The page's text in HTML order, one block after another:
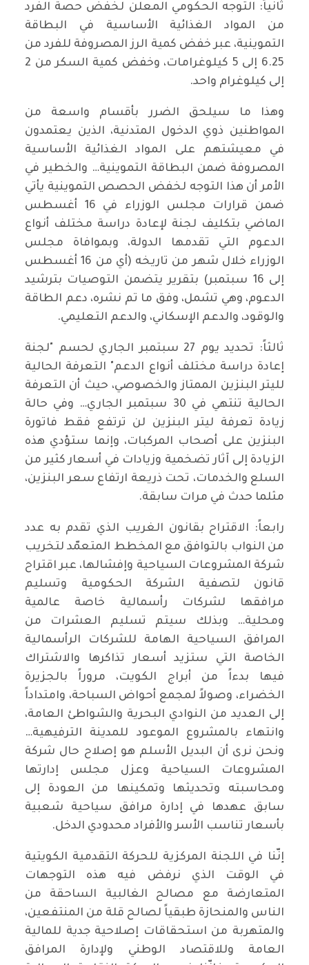
ثانياً: التوجه الحكومي المعلن لخفض حصة الفرد
من المواد الغذائية الأساسية في البطاقة
التموينية، عبر خفض كمية الرز المصروفة للفرد من
6.25 إلى 5 كيلوغرامات، وخفض كمية السكر من 2
إلى كيلوغرام واحد.
وهذا ما سيلحق الضرر بأقسام واسعة من
المواطنين ذوي الدخول المتدنية، الذين يعتمدون
في معيشتهم على المواد الغذائية الأساسية
المصروفة ضمن البطاقة التموينية… والخطير في
الأمر أن هذا التوجه لخفض الحصص التموينية يأتي
ضمن قرارات مجلس الوزراء في 16 أغسطس
الماضي بتكليف لجنة لإعادة دراسة مختلف أنواع
الدعوم التي تقدمها الدولة، وبموافاة مجلس
الوزراء خلال شهر من تاريخه (أي من 16 أغسطس
إلى 16 سبتمبر) بتقرير يتضمن التوصيات بترشيد
الدعوم، وهي تشمل، وفق ما تم نشره، دعم الطاقة
والوقود، والدعم الإسكاني، والدعم التعليمي.
ثالثاً: تحديد يوم 27 سبتمبر الجاري لحسم "لجنة
إعادة دراسة مختلف أنواع الدعم" التعرفة الحالية
لليتر البنزين الممتاز والخصوصي، حيث أن التعرفة
الحالية تنتهي في 30 سبتمبر الجاري… وفي حالة
زيادة تعرفة ليتر البنزين لن ترتفع فقط فاتورة
البنزين على أصحاب المركبات، وإنما ستؤدي هذه
الزيادة إلى آثار تضخمية وزيادات في أسعار كثير من
السلع والخدمات، تحت ذريعة ارتفاع سعر البنزين،
مثلما حدث في مرات سابقة.
رابعاً: الاقتراح بقانون الغريب الذي تقدم به عدد
من النواب بالتوافق مع المخطط المتعمّد لتخريب
شركة المشروعات السياحية وإفشالها، عبر اقتراح
قانون لتصفية الشركة الحكومية وتسليم
مرافقها لشركات رأسمالية خاصة عالمية
ومحلية… وبذلك سيتم تسليم العشرات من
المرافق السياحية الهامة للشركات الرأسمالية
الخاصة التي ستزيد أسعار تذاكرها والاشتراك
فيها بدءاً من أبراج الكويت، مروراً بالجزيرة
الخضراء، وصولاً لمجمع أحواض السباحة، وامتداداً
إلى العديد من النوادي البحرية والشواطئ العامة،
وانتهاء بالمشروع الموعود للمدينة الترفيهية…
ونحن نرى أن البديل الأسلم هو إصلاح حال شركة
المشروعات السياحية وعزل مجلس إدارتها
ومحاسبته وتحديثها وتمكينها من العودة إلى
سابق عهدها في إدارة مرافق سياحية شعبية
بأسعار تناسب الأسر والأفراد محدودي الدخل.
إنّنا في اللجنة المركزية للحركة التقدمية الكويتية
في الوقت الذي نرفض فيه هذه التوجهات
المتعارضة مع مصالح الغالبية الساحقة من
الناس والمنحازة طبقياً لصالح قلة من المنتفعين،
والمتهربة من استحقاقات إصلاحية جدية للمالية
العامة وللاقتصاد الوطني ولإدارة المرافق